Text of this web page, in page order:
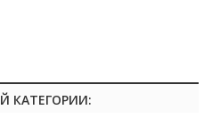
КАТЕГОРИИ: